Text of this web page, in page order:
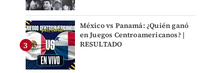
México vs Panamá: ¿Quién ganó
en Juegos Centroamericanos? |
RESULTADO